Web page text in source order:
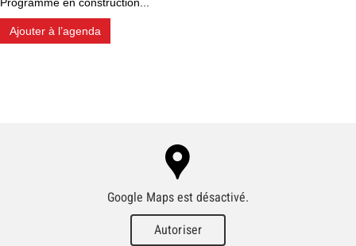
Ajouter à l’agenda
Google Maps est désactivé.
Autoriser